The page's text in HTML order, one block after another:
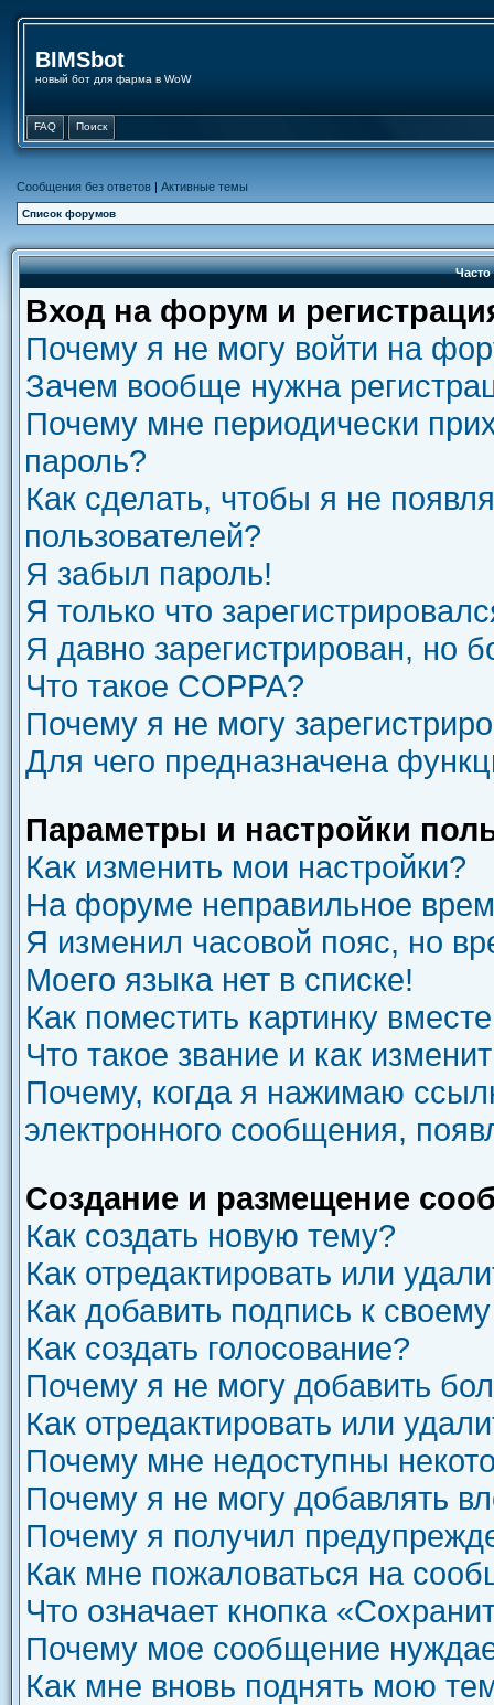
BIMSbot
новый бот для фарма в WoW
FAQ Поиск
Сообщения без ответов | Активные темы
Список форумов
Вход на форум и
Почему я не могу войти на
Зачем вообще нужна
Почему мне периодически
пароль?
Как сделать, чтобы я не
пользователей?
Я забыл пароль!
Я только что
Я давно зарегистрирован, но
Что такое COPPA?
Почему я не могу
Для чего предназначена
Параметры и настройки
Как изменить мои настройки?
На форуме неправильное
Я изменил часовой пояс, но
Моего языка нет в списке!
Как поместить картинку
Что такое звание и как
Почему, когда я нажимаю
электронного сообщения,
Создание и размещение
Как создать новую тему?
Как отредактировать или
Как добавить подпись к
Как создать голосование?
Почему я не могу добавить
Как отредактировать или
Почему мне недоступны
Почему я не могу добавлять
Почему я получил
Как мне пожаловаться на
Что означает кнопка
Почему мое сообщение
Как мне вновь поднять мою